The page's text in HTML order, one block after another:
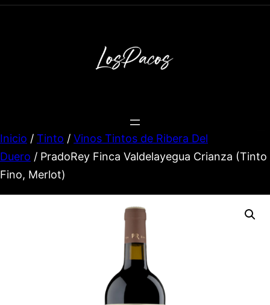
Inicio / Tinto / Vinos Tintos de Ribera Del
Duero / PradoRey Finca Valdelayegua Crianza (Tinto
Fino, Merlot)